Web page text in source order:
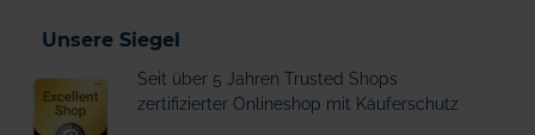
Unsere Siegel
Seit über 5 Jahren Trusted Shops
zertifizierter Onlineshop mit Käuferschutz